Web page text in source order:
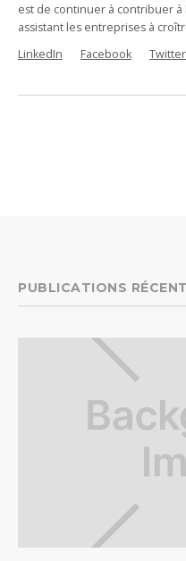
est de continuer à contribuer à
assistant les entreprises à
LinkedIn
Facebook Twitter
PUBLICATIONS